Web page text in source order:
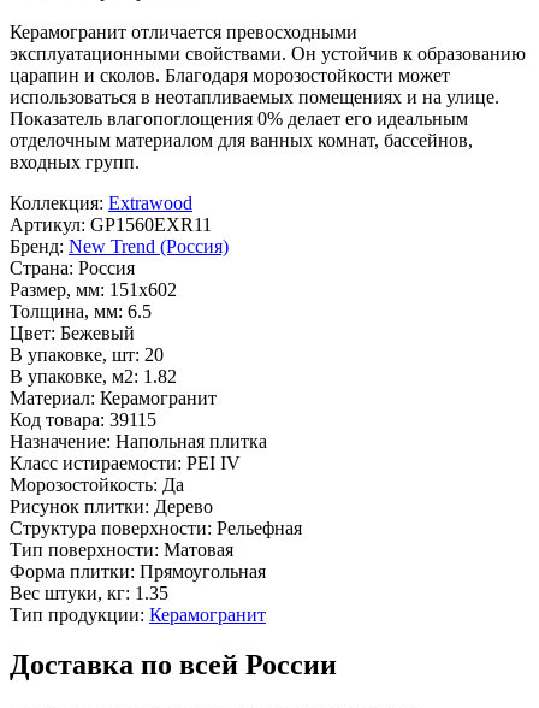
Керамогранит отличается превосходными
эксплуатационными свойствами. Он устойчив к образованию
царапин и сколов. Благодаря морозостойкости может
использоваться в неотапливаемых помещениях и на улице.
Показатель влагопоглощения 0% делает его идеальным
отделочным материалом для ванных комнат, бассейнов,
входных групп.
Коллекция: Extrawood
Артикул: GP1560EXR11
Бренд: New Trend (Россия)
Страна: Россия
Размер, мм: 151x602
Толщина, мм: 6.5
Цвет: Бежевый
В упаковке, шт: 20
В упаковке, м2: 1.82
Материал: Керамогранит
Код товара: 39115
Назначение: Напольная плитка
Класс истираемости: PEI IV
Морозостойкость: Да
Рисунок плитки: Дерево
Структура поверхности: Рельефная
Тип поверхности: Матовая
Форма плитки: Прямоугольная
Вес штуки, кг: 1.35
Тип продукции: Керамогранит
Доставка по всей России